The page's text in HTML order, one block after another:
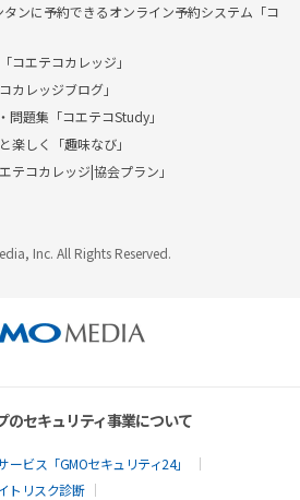
ンに予約できるオンライン予約システム「コ
コエテコカレッジ」
カレッジブログ」
題集「コエテコStudy」
楽しく「趣味なび」
テコカレッジ|協会プラン」
Inc. All Rights Reserved.
のセキュリティ事業について
ビス「GMOセキュリティ24」
トリスク診断